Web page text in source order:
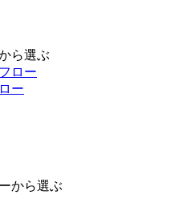
ら選ぶ
ロー
ー
から選ぶ